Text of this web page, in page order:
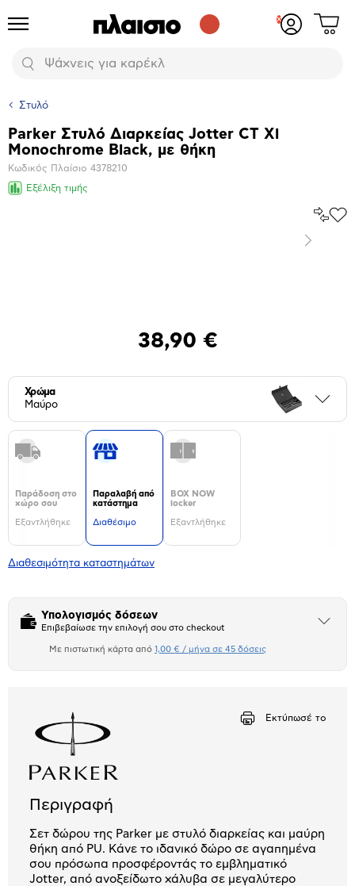
Προϊόντα
Αναζήτηση
Δες
Στυλό
Βασικά
χαρακτηριστικά
Parker Στυλό Διαρκείας Jotter CT Xl
Monochrome Black, με θήκη
Κωδικός Πλαίσιο 4378210
Εξέλιξη τιμής
Επόμενο
38,90 €
Χρώμα
Μαύρο
Παράδοση στο
χώρο σου
Εξαντλήθηκε
Παραλαβή από
κατάστημα
Διαθέσιμο
BOX NOW
locker
Εξαντλήθηκε
Διαθεσιμότητα καταστημάτων
Υπολογισμός δόσεων
Επιβεβαίωσε την επιλογή σου στο checkout
Άνοιξε
Με πιστωτική κάρτα από 1,00 € / μήνα σε 45 δόσεις
Εκτύπωσέ το
Περιγραφή
Σετ δώρου της Parker με στυλό διαρκείας και μαύρη
θήκη από PU. Κάνε το ιδανικό δώρο σε αγαπημένα
σου πρόσωπα προσφέροντάς το εμβληματικό
Jotter, από ανοξείδωτο χάλυβα σε μεγαλύτερο